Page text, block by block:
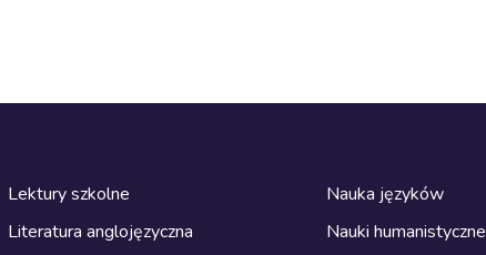
Lektury szkolne
Literatura anglojęzyczna
Nauka języków
Nauki humanistyczne